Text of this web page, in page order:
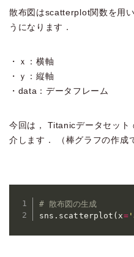
散布図はscatterplot関数を用
うになります．
・ｘ：横軸
・ｙ：縦軸
・data：データフレーム
今回は， Titanicデータセット
介します． （棒グラフの作成
# 散布図の生成
sns . scatterplot (x=